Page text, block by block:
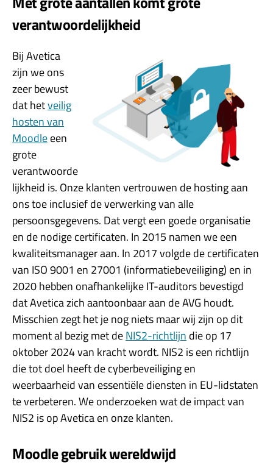
verantwoordelijkheid
Bij Avetica
zijn we ons
zeer bewust
dat hetveilig
hosten van
Moodleeen
grote
verantwoorde
lijkheid is. Onze klanten vertrouwen de hosting aan
ons toe inclusief de verwerking van alle
persoonsgegevens. Dat vergt een goede organisatie
en de nodige certificaten. In 2015 namen we een
kwaliteitsmanager aan. In 2017 volgde de certificaten
van ISO 9001 en 27001 (informatiebeveiliging) en in
2020 hebben onafhankelijke IT-auditors bevestigd
dat Avetica zich aantoonbaar aan de AVG houdt.
Misschien zegt het je nog niets maar wij zijn op dit
moment al bezig met deNIS2-richtlijn die op 17
oktober 2024 van kracht wordt. NIS2 is een richtlijn
die tot doel heeft de cyberbeveiliging en
weerbaarheid van essentiële diensten in EU-lidstaten
te verbeteren. We onderzoeken wat de impact van
NIS2 is op Avetica en onze klanten.
Moodle gebruik wereldwijd